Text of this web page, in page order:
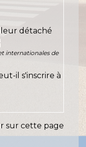
détaché
internationales de
il s'inscrire à
sur cette page